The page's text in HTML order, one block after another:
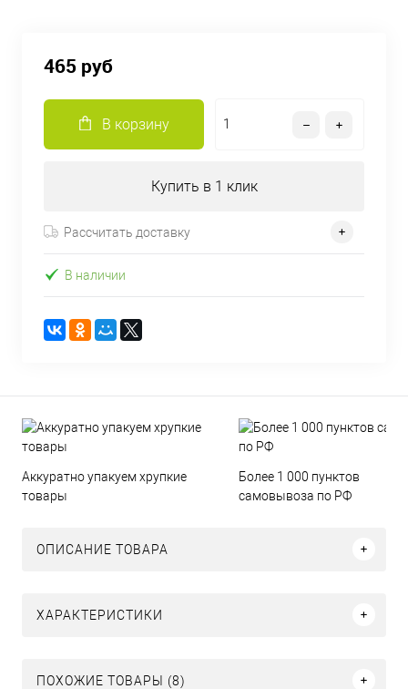
465 руб
В корзину
Купить в 1 клик
Рассчитать доставку
В наличии
Аккуратно упакуем хрупкие
товары
Более 1 000 пунктов
самовывоза по РФ
ОПИСАНИЕ ТОВАРА
ХАРАКТЕРИСТИКИ
ПОХОЖИЕ ТОВАРЫ (8)